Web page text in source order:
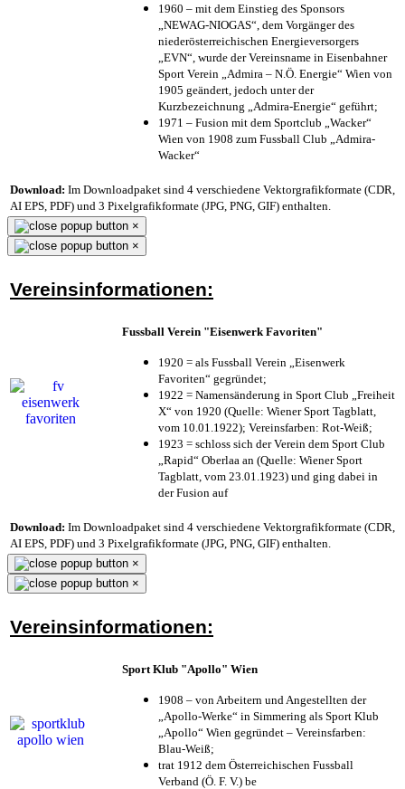
1960 – mit dem Einstieg des Sponsors
„NEWAG-NIOGAS“, dem Vorgänger des
niederösterreichischen Energieversorgers
„EVN“, wurde der Vereinsname in Eisenbahner
Sport Verein „Admira – N.Ö. Energie“ Wien von
1905 geändert, jedoch unter der
Kurzbezeichnung „Admira-Energie“ geführt;
1971 – Fusion mit dem Sportclub „Wacker“
Wien von 1908 zum Fussball Club „Admira-
Wacker“
Download: Im Downloadpaket sind 4 verschiedene Vektorgrafikformate (CDR,
AI EPS, PDF) und 3 Pixelgrafikformate (JPG, PNG, GIF) enthalten.
×
×
Vereinsinformationen:
Fussball Verein "Eisenwerk Favoriten"
1920 = als Fussball Verein „Eisenwerk
Favoriten“ gegründet;
1922 = Namensänderung in Sport Club „Freiheit
X“ von 1920 (Quelle: Wiener Sport Tagblatt,
vom 10.01.1922); Vereinsfarben: Rot-Weiß;
1923 = schloss sich der Verein dem Sport Club
„Rapid“ Oberlaa an (Quelle: Wiener Sport
Tagblatt, vom 23.01.1923) und ging dabei in
der Fusion auf
Download: Im Downloadpaket sind 4 verschiedene Vektorgrafikformate (CDR,
AI EPS, PDF) und 3 Pixelgrafikformate (JPG, PNG, GIF) enthalten.
×
×
Vereinsinformationen:
Sport Klub "Apollo" Wien
1908 – von Arbeitern und Angestellten der
„Apollo-Werke“ in Simmering als Sport Klub
„Apollo“ Wien gegründet – Vereinsfarben:
Blau-Weiß;
trat 1912 dem Österreichischen Fussball
Verband (Ö. F. V.) be